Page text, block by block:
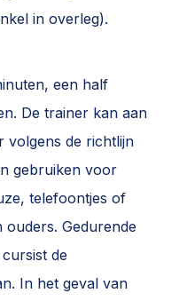
in overleg).
een half
De trainer kan aan
volgens de richtlijn
gebruiken voor
telefoontjes of
Gedurende
de
In het geval van